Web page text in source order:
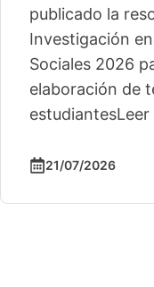
publicado la
Investigación
Sociales 2026
elaboración de
estudiantesLeer
21/07/2026